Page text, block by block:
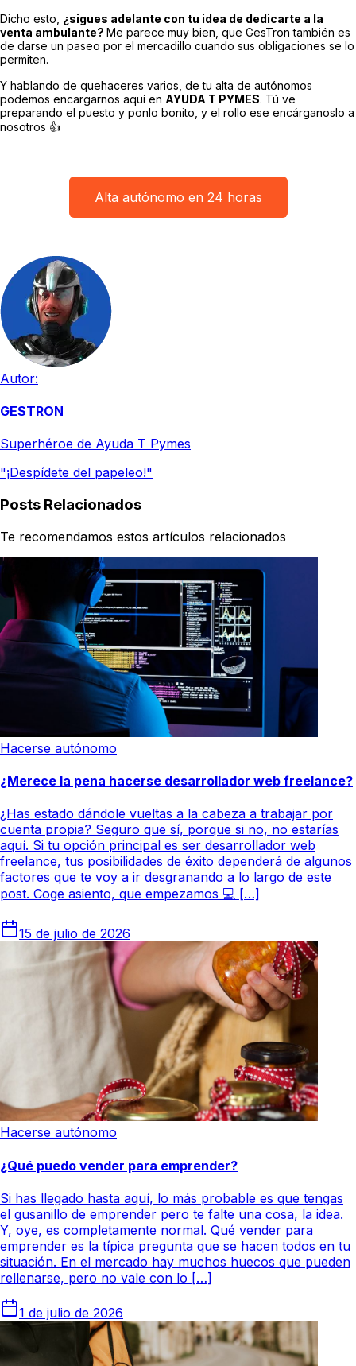
Dicho esto, ¿sigues adelante con tu idea de dedicarte a la
venta ambulante? Me parece muy bien, que GesTron también es
de darse un paseo por el mercadillo cuando sus obligaciones se lo
permiten.
Y hablando de quehaceres varios, de tu alta de autónomos
podemos encargarnos aquí en AYUDA T PYMES. Tú ve
preparando el puesto y ponlo bonito, y el rollo ese encárganoslo a
nosotros 👍
Alta autónomo en 24 horas
Autor:
GESTRON
Superhéroe de Ayuda T Pymes
"¡Despídete del papeleo!"
Posts Relacionados
Te recomendamos estos artículos relacionados
Hacerse autónomo
¿Merece la pena hacerse desarrollador web freelance?
¿Has estado dándole vueltas a la cabeza a trabajar por
cuenta propia? Seguro que sí, porque si no, no estarías
aquí. Si tu opción principal es ser desarrollador web
freelance, tus posibilidades de éxito dependerá de algunos
factores que te voy a ir desgranando a lo largo de este
post. Coge asiento, que empezamos 💻 […]
15 de julio de 2026
Hacerse autónomo
¿Qué puedo vender para emprender?
Si has llegado hasta aquí, lo más probable es que tengas
el gusanillo de emprender pero te falte una cosa, la idea.
Y, oye, es completamente normal. Qué vender para
emprender es la típica pregunta que se hacen todos en tu
situación. En el mercado hay muchos huecos que pueden
rellenarse, pero no vale con lo […]
1 de julio de 2026